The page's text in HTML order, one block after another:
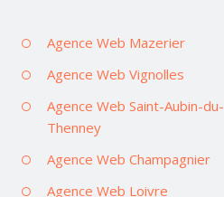
Agence Web Mazerier
Agence Web Vignolles
Agence Web Saint-Aubin-du-
Thenney
Agence Web Champagnier
Agence Web Loivre